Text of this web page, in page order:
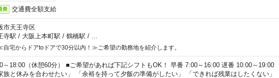
費 交通費全額支給
市天王寺区
寺駅 / 大阪上本町駅 / 鶴橋駅 /
自宅からドアtoドアで30分以内！≫ご希望の勤務地を紹介します。
～18:00（休憩60分） ■ご希望があれば下記シフトもOK！ 早番 7:00～16:00 遅番 10:00～19:00
族と休みを合わせたい」 「余裕を持って夕飯の準備がしたい」 「できれば残業はしたくない」